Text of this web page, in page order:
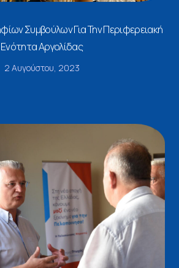
Συμβούλων Για Την Περιφερειακή
Ενότητα Αργολίδας
2 Αυγούστου, 2023